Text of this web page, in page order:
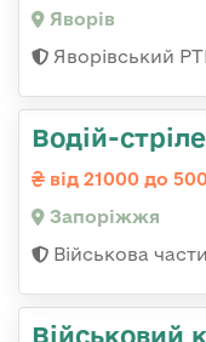
Яворів
Яворівський
Водій-
від 21000 до
Запоріжжя
Військова
Військовий